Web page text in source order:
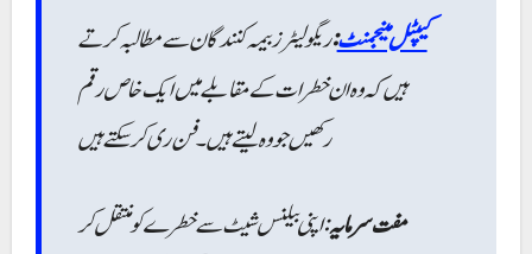
کیپٹل مینجمنٹ:ریگولیٹرز بیمہ کنندگان سے مطالبہ کرتے
ہیں کہ وہ ان خطرات کے مقابلے میں ایک خاص رقم
رکھیں جو وہ لیتے ہیں۔ فن ری کر سکتے ہیں
مفت سرمایہ: اپنی بیلنس شیٹ سے خطرے کو منتقل کر